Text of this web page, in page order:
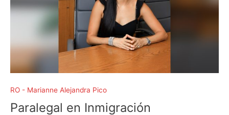
RO - Marianne Alejandra Pico
Paralegal en Inmigración
Alejandra